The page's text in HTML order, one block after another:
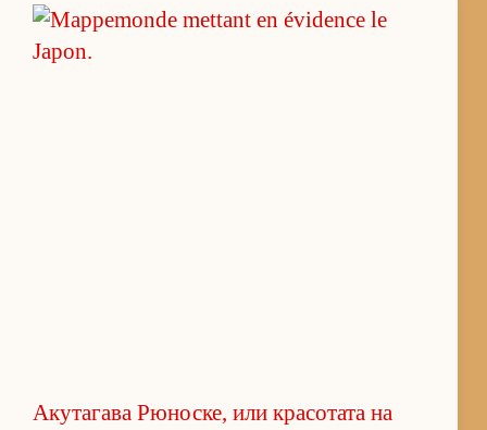
Акутагава Рюноске, или красотата на